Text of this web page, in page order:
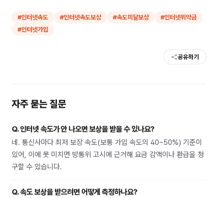
#인터넷속도 #인터넷속도보상 #속도미달보상 #인터넷위약금
#인터넷가입
공유하기
자주 묻는 질문
Q.인터넷 속도가 안 나오면 보상을 받을 수 있나요?
네. 통신사마다 최저 보장 속도(보통 가입 속도의 40~50%) 기준이
있어, 이에 못 미치면 방통위 고시에 근거해 요금 감액이나 환급을 청
구할 수 있습니다.
Q.속도 보상을 받으려면 어떻게 측정하나요?